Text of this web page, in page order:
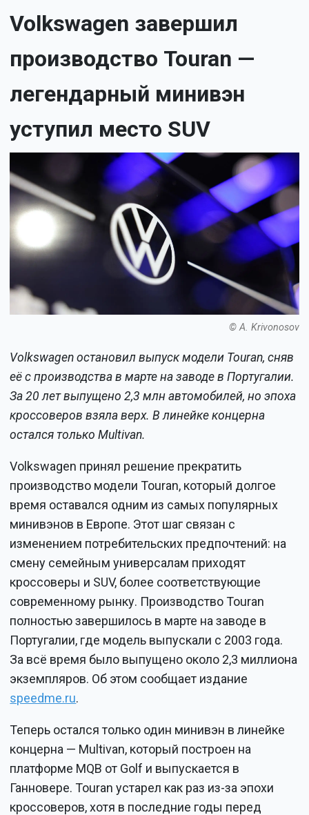
Volkswagen завершил
производство Touran —
легендарный минивэн
уступил место SUV
© A. Krivonosov
Volkswagen остановил выпуск модели Touran, сняв
её с производства в марте на заводе в Португалии.
За 20 лет выпущено 2,3 млн автомобилей, но эпоха
кроссоверов взяла верх. В линейке концерна
остался только Multivan.
Volkswagen принял решение прекратить
производство модели Touran, который долгое
время оставался одним из самых популярных
минивэнов в Европе. Этот шаг связан с
изменением потребительских предпочтений: на
смену семейным универсалам приходят
кроссоверы и SUV, более соответствующие
современному рынку. Производство Touran
полностью завершилось в марте на заводе в
Португалии, где модель выпускали с 2003 года.
За всё время было выпущено около 2,3 миллиона
экземпляров. Об этом сообщает издание
speedme.ru.
Теперь остался только один минивэн в линейке
концерна — Multivan, который построен на
платформе MQB от Golf и выпускается в
Ганновере. Touran устарел как раз из-за эпохи
кроссоверов, хотя в последние годы перед